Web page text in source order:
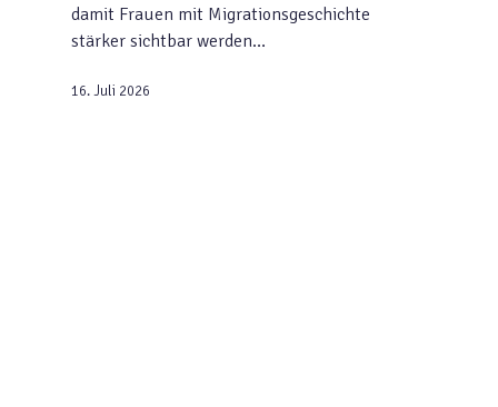
damit Frauen mit Migrationsgeschichte
stärker sichtbar werden…
16. Juli 2026